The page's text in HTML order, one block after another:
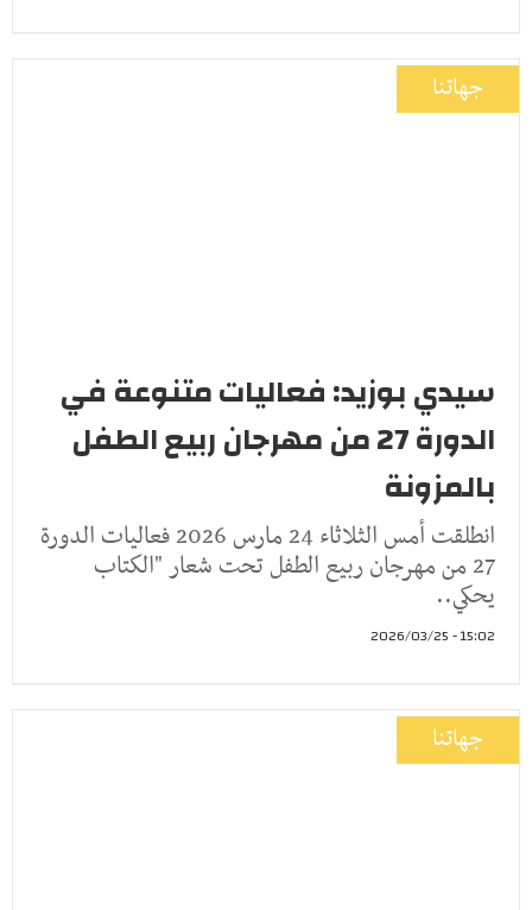
جهاتنا
سيدي بوزيد: فعاليات متنوعة في
الدورة 27 من مهرجان ربيع الطفل
بالمزونة
انطلقت أمس الثلاثاء 24 مارس 2026 فعاليات الدورة
27 من مهرجان ربيع الطفل تحت شعار "الكتاب
يحكي..
15:02 - 2026/03/25
جهاتنا